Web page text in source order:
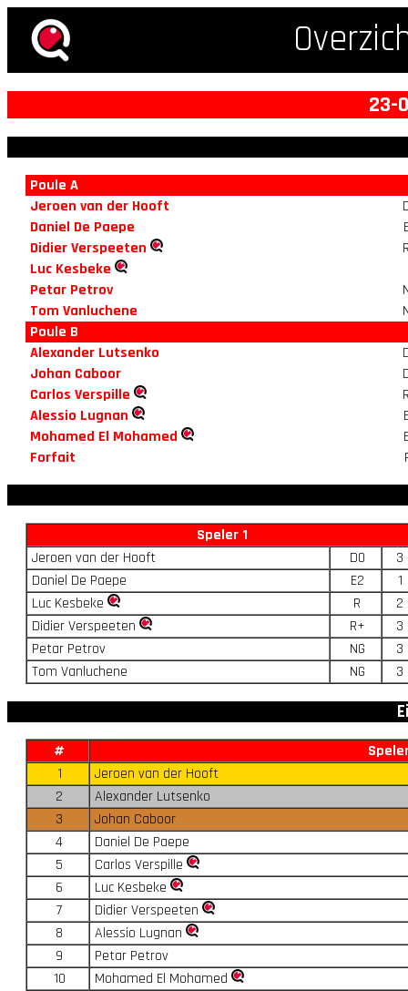
23-
Poule A
Jeroen van der Hooft
Daniel De Paepe
Didier Verspeeten
Luc Kesbeke
Petar Petrov
Tom Vanluchene
Poule B
Alexander Lutsenko
Johan Caboor
Carlos Verspille
Alessio Lugnan
Mohamed El Mohamed
Forfait
Speler 1
Jeroen van der Hooft
D0
3
Daniel De Paepe
E2
1
Luc Kesbeke
R
2
Didier Verspeeten
R+
3
Petar Petrov
NG
3
Tom Vanluchene
NG 3
#
1
Jeroen van der Hooft
2
Alexander Lutsenko
3
Johan Caboor
4
Daniel De Paepe
5
Carlos Verspille
6
Luc Kesbeke
7
Didier Verspeeten
8
Alessio Lugnan
9
Petar Petrov
10
Mohamed El Mohamed